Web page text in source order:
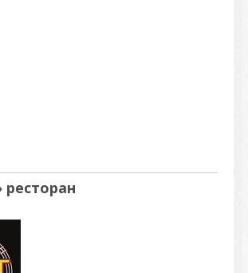
ресторан